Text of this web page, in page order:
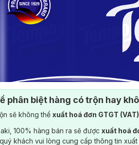
phân biệt hàng có trộn hay
sẽ không thể xuất hoá đơn GTGT
100% hàng bán ra sẽ được xuất hoá
khách vui lòng cung cấp thông tin